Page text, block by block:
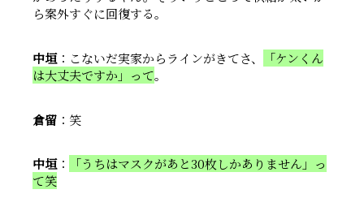
ら案外すぐに回復する。
中垣：こないだ実家からラインがきてさ、
「ケンくん
は大丈夫ですか」って。
倉留 ：笑
中垣：
「うちはマスクがあと30枚しかありません」っ
て笑